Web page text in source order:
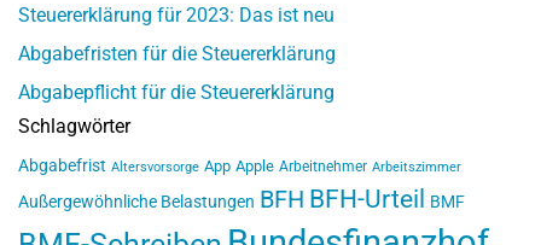
Steuererklärung für 2023: Das ist neu
Abgabefristen für die Steuererklärung
Abgabepflicht für die Steuererklärung
Schlagwörter
Abgabefrist Altersvorsorge App Apple Arbeitnehmer Arbeitszimmer
Außergewöhnliche Belastungen BFH BFH-Urteil BMF